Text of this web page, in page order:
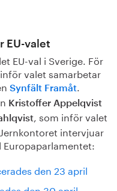
EU-valet
EU-val i Sverige. För
valet samarbetar
Synfält Framåt.
Kristoffer Appelqvist
, som inför valet
intervjuar
den 23 april